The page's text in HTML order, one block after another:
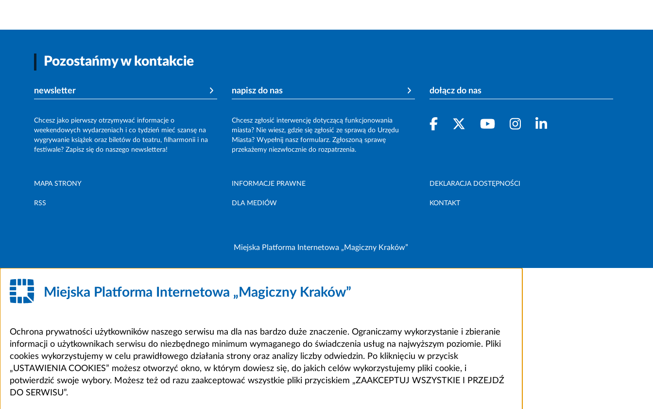
Pozostańmy w kontakcie
newsletter
Chcesz jako pierwszy otrzymywać informacje o
weekendowych wydarzeniach i co tydzień mieć szansę na
wygrywanie książek oraz biletów do teatru, filharmonii i na
festiwale? Zapisz się do naszego newslettera!
napisz do nas
Chcesz zgłosić interwencję dotyczącą funkcjonowania
miasta? Nie wiesz, gdzie się zgłosić ze sprawą do Urzędu
Miasta? Wypełnij nasz formularz. Zgłoszoną sprawę
przekażemy niezwłocznie do rozpatrzenia.
dołącz do nas
MAPA STRONY INFORMACJE PRAWNE DEKLARACJA DOSTĘPNOŚCI
RSS DLA MEDIÓW KONTAKT
Miejska Platforma Internetowa „Magiczny Kraków”
Miejska Platforma Internetowa „Magiczny Kraków”
Ochrona prywatności użytkowników naszego serwisu ma dla nas bardzo duże znaczenie. Ograniczamy wykorzystanie i zbieranie
informacji o użytkownikach serwisu do niezbędnego minimum wymaganego do świadczenia usług na najwyższym poziomie. Pliki
cookies wykorzystujemy w celu prawidłowego działania strony oraz analizy liczby odwiedzin. Po kliknięciu w przycisk
„USTAWIENIA COOKIES” możesz otworzyć okno, w którym dowiesz się, do jakich celów wykorzystujemy pliki cookie, i
potwierdzić swoje wybory. Możesz też od razu zaakceptować wszystkie pliki przyciskiem „ZAAKCEPTUJ WSZYSTKIE I PRZEJDŹ
DO SERWISU”.